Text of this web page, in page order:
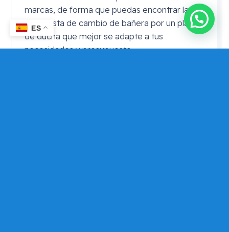
marcas, de forma que puedas encontrar la
propuesta de cambio de bañera por un plato
de ducha que mejor se adapte a tus
necesidades y presupuesto.
ES